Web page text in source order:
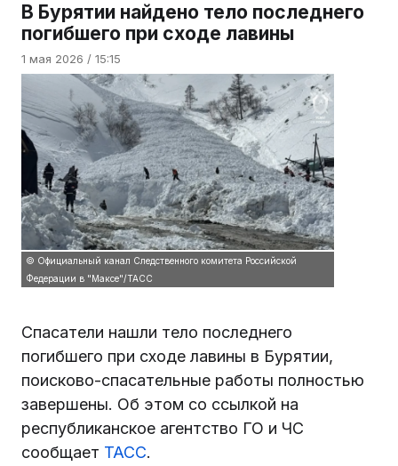
В Бурятии найдено тело последнего
погибшего при сходе лавины
1 мая 2026 / 15:15
© Официальный канал Следственного комитета Российской
Федерации в "Максе"/ТАСС
Спасатели нашли тело последнего
погибшего при сходе лавины в Бурятии,
поисково-спасательные работы полностью
завершены. Об этом со ссылкой на
республиканское агентство ГО и ЧС
сообщает ТАСС.